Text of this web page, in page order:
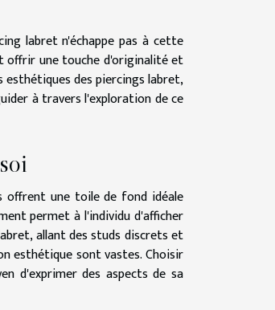
labret n'échappe pas à cette
offrir une touche d'originalité et
esthétiques des piercings labret,
à travers l'exploration de ce
offrent une toile de fond idéale
permet à l'individu d'afficher
allant des studs discrets et
esthétique sont vastes. Choisir
d'exprimer des aspects de sa